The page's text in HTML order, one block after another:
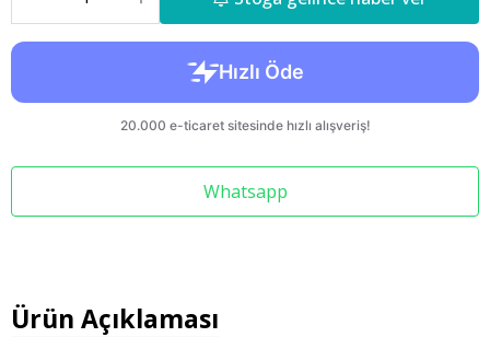
Whatsapp
Ürün Açıklaması